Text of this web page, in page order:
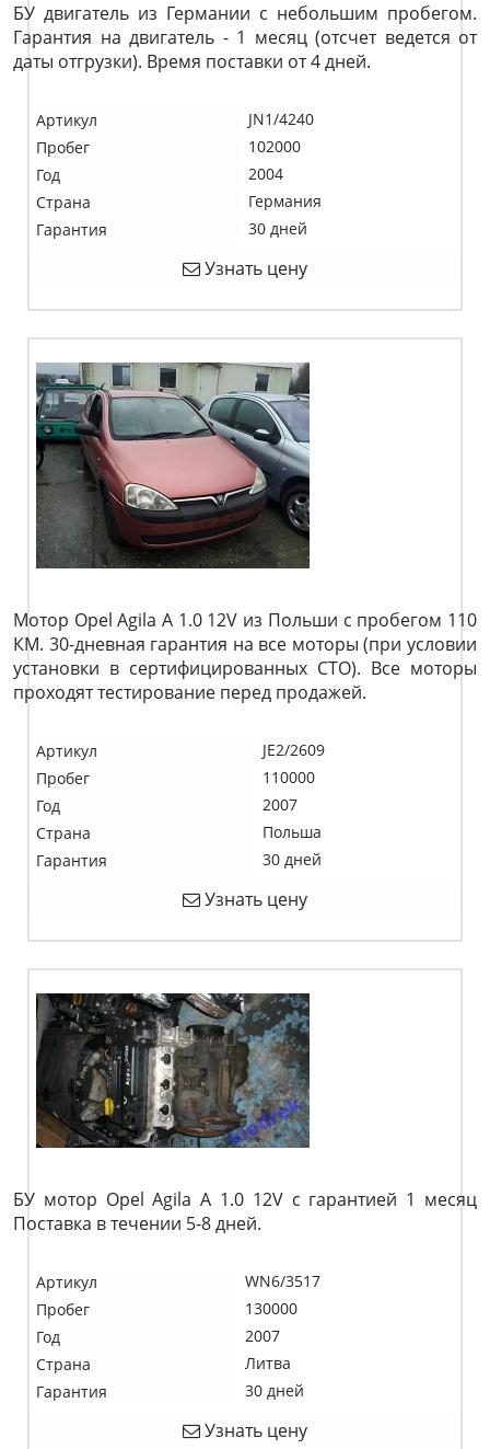
БУ двигатель из Германии с небольшим пробегом.
Гарантия на двигатель - 1 месяц (отсчет ведется от
даты отгрузки). Время поставки от 4 дней.
Артикул
JN1/4240
Пробег
102000
Год
2004
Страна
Германия
Гарантия
30 дней
Узнать цену
Мотор Opel Agila A 1.0 12V из Польши с пробегом 110
КМ. 30-дневная гарантия на все моторы (при условии
установки в сертифицированных СТО). Все моторы
проходят тестирование перед продажей.
Артикул
JE2/2609
Пробег
110000
Год
2007
Страна
Польша
Гарантия
30 дней
Узнать цену
БУ мотор Opel Agila A 1.0 12V c гарантией 1 месяц
Поставка в течении 5-8 дней.
Артикул
WN6/3517
Пробег
130000
Год
2007
Страна
Литва
Гарантия
30 дней
Узнать цену